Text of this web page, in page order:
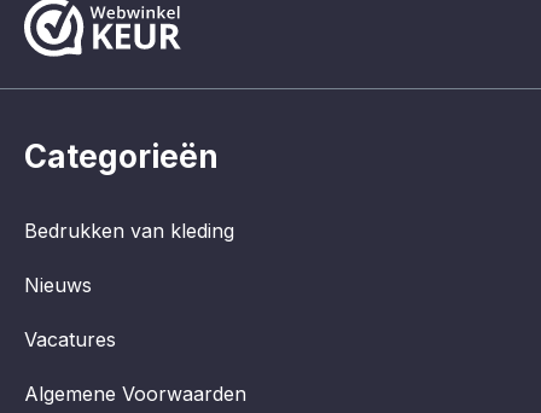
Categorieën
Bedrukken van kleding
Nieuws
Vacatures
Algemene Voorwaarden